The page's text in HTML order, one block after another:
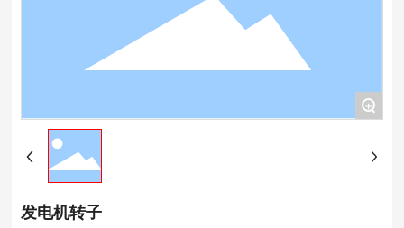
+
发电机转子